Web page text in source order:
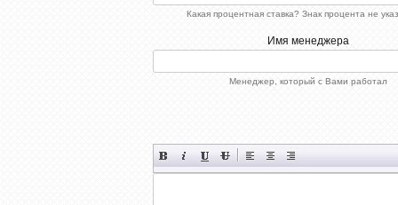
Какая процентная ставка? Знак процента не
Имя менеджера
Менеджер, который с Вами работал